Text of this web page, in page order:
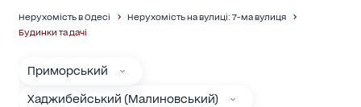
Нерухомість в Одесі
Нерухомість на вулиці: 7-ма вулиця
Будинки та дачі
Приморський
Хаджибейський (Малиновський)